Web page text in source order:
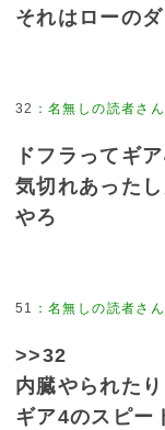
それはローの
32
ドフラってギ
気切れあった
やろ
51
>>32
内臓やられた
ギア4のスピー